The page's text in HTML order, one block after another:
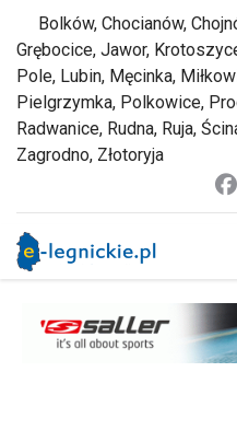
Bolków, Chocianów,
Grębocice, Jawor,
Pole, Lubin, Męcinka,
Pielgrzymka, Polkowice,
Radwanice, Rudna, Ruja,
Zagrodno, Złotoryja